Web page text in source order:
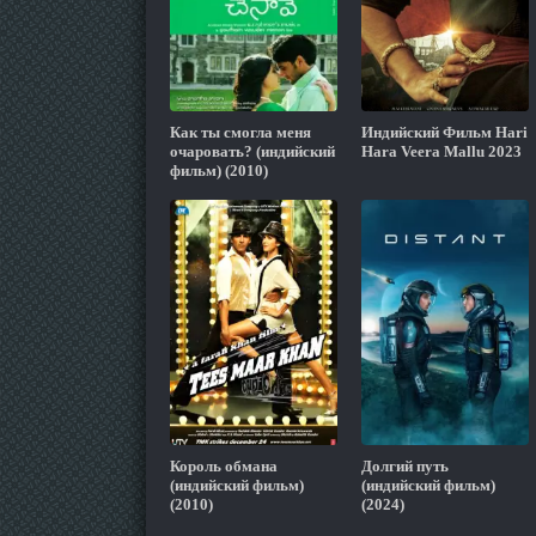
Как ты смогла меня
очаровать? (индийский
фильм) (2010)
Индийский Фильм Hari
Hara Veera Mallu 2023
Король обмана
(индийский фильм)
(2010)
Долгий путь
(индийский фильм)
(2024)